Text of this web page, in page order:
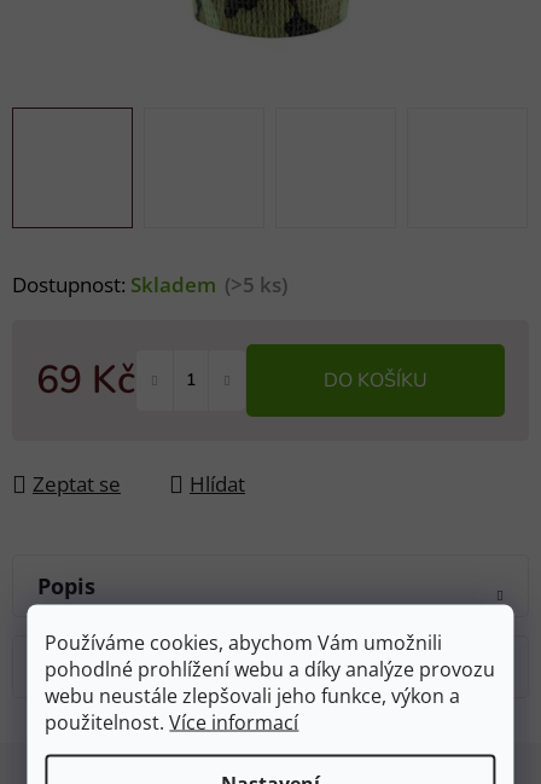
Používáme cookies, abychom Vám umožnili
pohodlné prohlížení webu a díky analýze provozu
webu neustále zlepšovali jeho funkce, výkon a
použitelnost.Více informací
Dostupnost: Skladem (>5 ks)
69 Kč DO KOŠÍKU
Zeptat se Hlídat
Popis
Diskuze